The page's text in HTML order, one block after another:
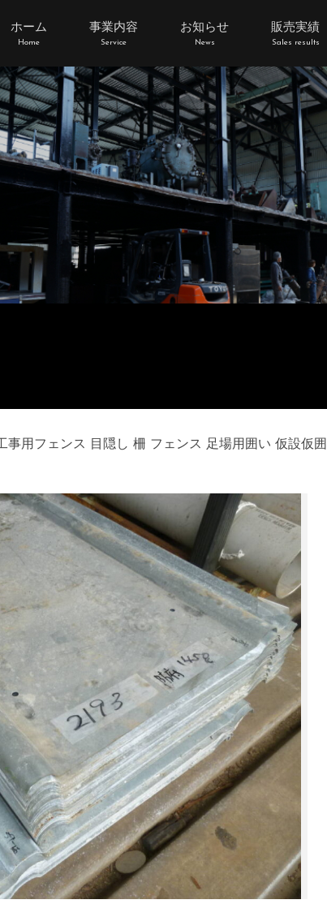
ホーム
Home
事業内容
Service
お知らせ
News
販売実績
Sales results
用フェンス 目隠し 柵 フェンス 足場用囲い 仮設仮